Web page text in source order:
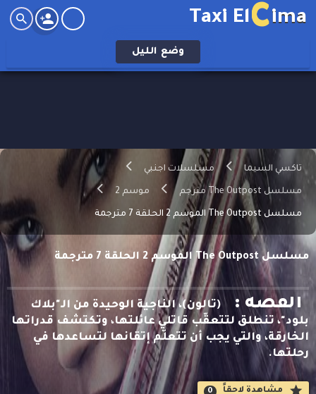
Taxi ElCima
وضع الليل
تاكسي السيما مسلسلات اجنبي
مسلسل The Outpost مترجم موسم 2
مسلسل The Outpost الموسم 2 الحلقة 7 مترجمة
مسلسل The Outpost الموسم 2 الحلقة 7 مترجمة
القصه :
(تالون)، الناجية الوحيدة من الـ"بلاك
بلود"، تنطلق لتتعقّب قاتلي عائلتها، وتكتشف قدراتها
الخارقة، والتي يجب أن تتعلّم إتقانها لتساعدها في
رحلتها.
مشاهدة لاحقاََ 0